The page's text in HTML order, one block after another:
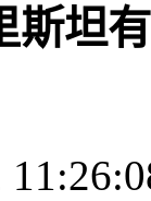
斯坦